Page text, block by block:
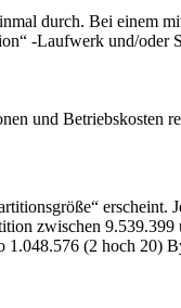
durch. Bei einem
-Laufwerk und/
und Betriebskosten
zwischen
(2 hoch 20)